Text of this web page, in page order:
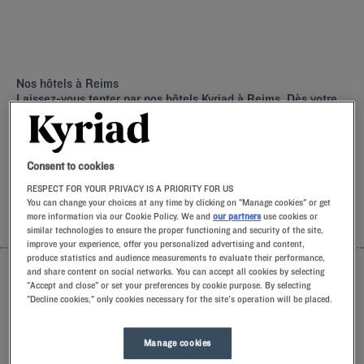
Nos hôtels à Reims
Laissez-vous tenter par nos hôtels Kyriad à Reims. Dès votre
arrivée, nos hôteliers vous accueillent avec le sourire et de
petites attentions. Vous découvrirez le confort unique de notre
oreiller à mémoire de forme. Et pour bien commencer la
journée, goûtez à la différence Kyriad et laissez-vous tenter
deux bonnes raisons de revenir !
LISTE CARTE
Consent to cookies
RESPECT FOR YOUR PRIVACY IS A PRIORITY FOR US
You can change your choices at any time by clicking on "Manage cookies" or get
more information via our Cookie Policy. We andour partners use cookies or
similar technologies to ensure the proper functioning and security of the site,
improve your experience, offer you personalized advertising and content,
produce statistics and audience measurements to evaluate their performance,
and share content on social networks. You can accept all cookies by selecting
"Accept and close" or set your preferences by cookie purpose. By selecting
"Decline cookies," only cookies necessary for the site's operation will be placed.
Manage cookies